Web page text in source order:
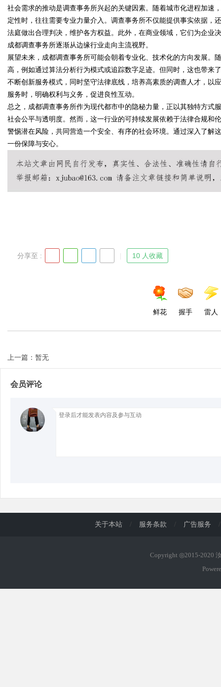
Bo
ar
社会需求的推动是调查事务所兴起的关键因素。随着城市化进程加速
定性时，往往需要专业力量介入。调查事务所不仅能提供事实依据，
法庭做出合理判决，维护各方权益。此外，在商业领域，它们为企业
成都调查事务所逐渐从边缘行业走向主流视野。
展望未来，成都调查事务所可能会朝着专业化、技术化的方向发展。
高，例如通过算法分析行为模式或追踪数字足迹。但同时，这也带来
不断创新服务模式，同时坚守法律底线，培养高素质的调查人才，以
服务时，明确权利与义务，促进良性互动。
总之，成都调查事务所作为现代都市中的隐秘力量，正以其独特方式
社会公平与透明度。然而，这一行业的可持续发展依赖于法律合规和
警惕潜在风险，共同营造一个安全、有序的社会环境。通过深入了解
一份保障与安心。
分享至 : 10 人收藏
鲜花 握手 雷人
上一篇：暂无
会员评论
关于本站 / 服务条款 / 广告服务 /
Copyright ◎2015-2020